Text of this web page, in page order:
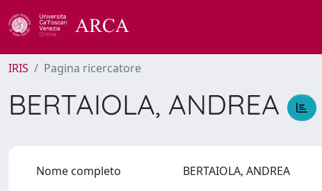
IRIS Pagina ricercatore
BERTAIOLA, ANDREA
Nome completo BERTAIOLA, ANDREA